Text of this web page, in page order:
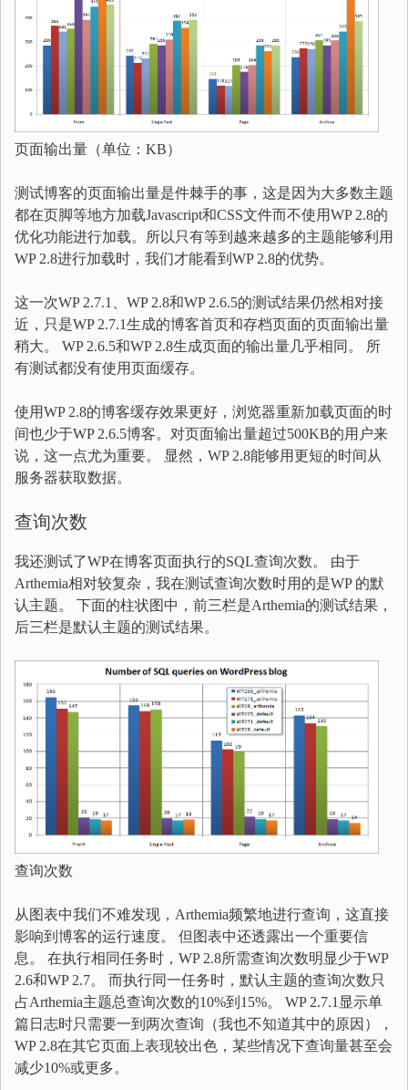
页面输出量（单位：KB）
测试博客的页面输出量是件棘手的事，这是因为大多数主题
都在页脚等地方加载Javascript和CSS文件而不使用WP 2.8的
优化功能进行加载。所以只有等到越来越多的主题能够利用
WP 2.8进行加载时，我们才能看到WP 2.8的优势。
这一次WP 2.7.1、WP 2.8和WP 2.6.5的测试结果仍然相对接
近，只是WP 2.7.1生成的博客首页和存档页面的页面输出量
稍大。 WP 2.6.5和WP 2.8生成页面的输出量几乎相同。 所
有测试都没有使用页面缓存。
使用WP 2.8的博客缓存效果更好，浏览器重新加载页面的时
间也少于WP 2.6.5博客。对页面输出量超过500KB的用户来
说，这一点尤为重要。 显然，WP 2.8能够用更短的时间从
服务器获取数据。
查询次数
我还测试了WP在博客页面执行的SQL查询次数。 由于
Arthemia相对较复杂，我在测试查询次数时用的是WP 的默
认主题。 下面的柱状图中，前三栏是Arthemia的测试结果，
后三栏是默认主题的测试结果。
查询次数
从图表中我们不难发现，Arthemia频繁地进行查询，这直接
影响到博客的运行速度。 但图表中还透露出一个重要信
息。 在执行相同任务时，WP 2.8所需查询次数明显少于WP
2.6和WP 2.7。 而执行同一任务时，默认主题的查询次数只
占Arthemia主题总查询次数的10%到15%。 WP 2.7.1显示单
篇日志时只需要一到两次查询（我也不知道其中的原因），
WP 2.8在其它页面上表现较出色，某些情况下查询量甚至会
减少10%或更多。